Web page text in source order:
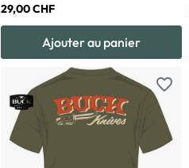
29,00 CHF
Ajouter au panier
favorite_border